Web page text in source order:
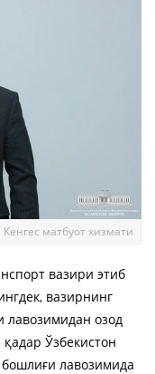
матбуот хизмати
вазири этиб
вазирнинг
лавозимидан озод
Ўзбекистон
лавозимида